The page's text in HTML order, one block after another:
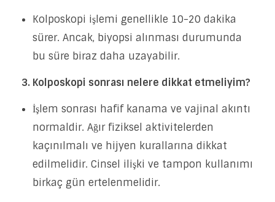
Kolposkopi işlemi genellikle 10-20 dakika
sürer. Ancak, biyopsi alınması durumunda
bu süre biraz daha uzayabilir.
3. Kolposkopi sonrası nelere dikkat etmeliyim?
İşlem sonrası hafif kanama ve vajinal akıntı
normaldir. Ağır fiziksel aktivitelerden
kaçınılmalı ve hijyen kurallarına dikkat
edilmelidir. Cinsel ilişki ve tampon kullanımı
birkaç gün ertelenmelidir.